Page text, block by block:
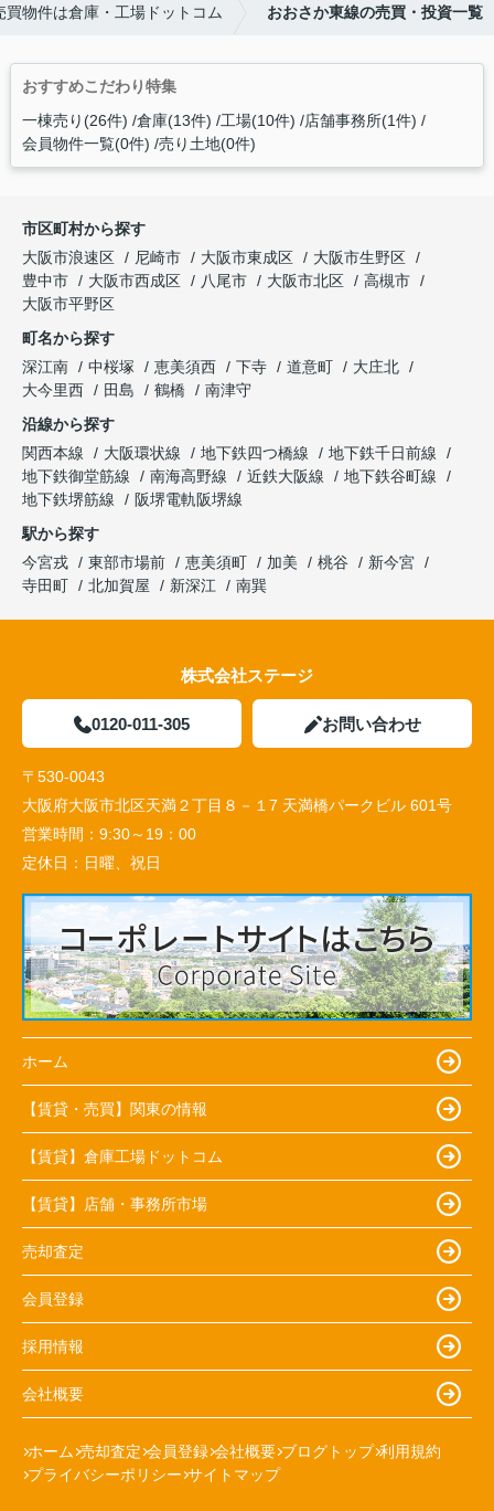
物件は倉庫・工場ドットコム おおさか東線の売買・投資一覧
おすすめこだわり特集
一棟売り(26件) 倉庫(13件) 工場(10件) 店舗事務所(1件)
会員物件一覧(0件) 売り土地(0件)
市区町村から探す
大阪市浪速区
尼崎市 大阪市東成区
大阪市生野区
豊中市
大阪市西成区 八尾市 大阪市北区
高槻市
大阪市平野区
町名から探す
深江南
中桜塚 恵美須西 下寺 道意町
大庄北
大今里西
田島 鶴橋
南津守
沿線から探す
関西本線
大阪環状線 地下鉄四つ橋線
地下鉄千日前線
地下鉄御堂筋線
南海高野線 近鉄大阪線
地下鉄谷町線
地下鉄堺筋線
阪堺電軌阪堺線
駅から探す
今宮戎
東部市場前 恵美須町 加美 桃谷
新今宮
寺田町
北加賀屋 新深江 南巽
株式会社ステージ
0120-011-305 お問い合わせ
〒530-0043
大阪府大阪市北区天満２丁目８－１7 天満橋パークビル 601号
営業時間： 9:30～19：00
定休日： 日曜、祝日
ホーム
【賃貸・売買】関東の情報
【賃貸】倉庫工場ドットコム
【賃貸】店舗・事務所市場
売却査定
会員登録
採用情報
会社概要
ホーム 売却査定 会員登録 会社概要 ブログトップ 利用規約
プライバシーポリシー サイトマップ